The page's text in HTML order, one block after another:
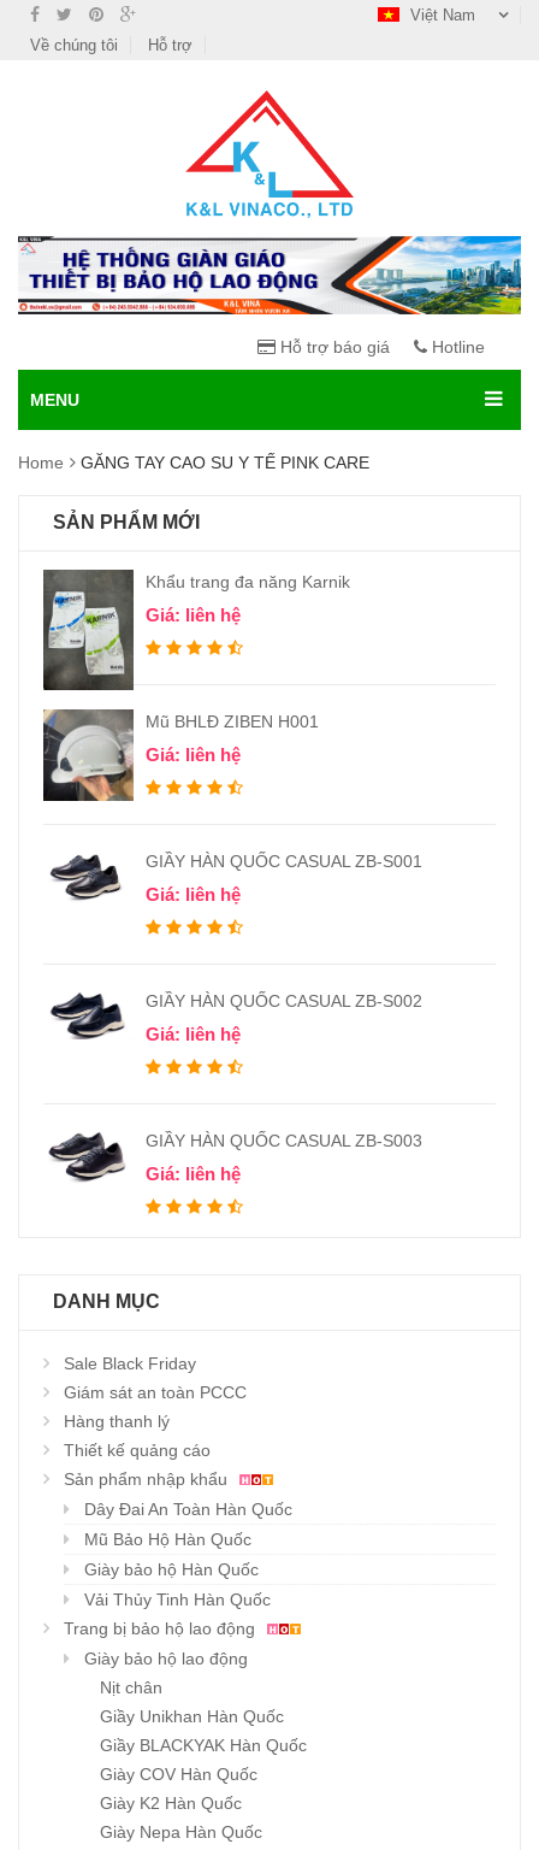
Việt Nam
Về chúng tôi
Hỗ trợ
Hỗ trợ báo giá Hotline
MENU
Home GĂNG TAY CAO SU Y TẾ PINK CARE
SẢN PHẨM MỚI
Khẩu trang đa năng Karnik
Giá: liên hệ
Mũ BHLĐ ZIBEN H001
Giá: liên hệ
GIẦY HÀN QUỐC CASUAL ZB-S001
Giá: liên hệ
GIẦY HÀN QUỐC CASUAL ZB-S002
Giá: liên hệ
GIẦY HÀN QUỐC CASUAL ZB-S003
Giá: liên hệ
DANH MỤC
Sale Black Friday
Giám sát an toàn PCCC
Hàng thanh lý
Thiết kế quảng cáo
Sản phẩm nhập khẩu
Dây Đai An Toàn Hàn Quốc
Mũ Bảo Hộ Hàn Quốc
Giày bảo hộ Hàn Quốc
Vải Thủy Tinh Hàn Quốc
Trang bị bảo hộ lao động
Giày bảo hộ lao động
Nịt chân
Giầy Unikhan Hàn Quốc
Giầy BLACKYAK Hàn Quốc
Giày COV Hàn Quốc
Giày K2 Hàn Quốc
Giày Nepa Hàn Quốc